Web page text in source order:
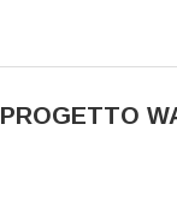
PROGETTO